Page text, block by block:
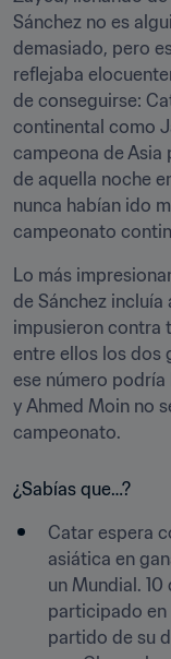
Sánchez no es
demasiado, pero
reflejaba
de conseguirse:
continental como
campeona de Asia
de aquella noche
nunca habían ido
campeonato
Lo más
de Sánchez incluía
impusieron contra
entre ellos los dos
ese número podría
y Ahmed Moin no
campeonato.
¿Sabías que…?
Catar espera
asiática en
un Mundial. 10
participado en
partido de su